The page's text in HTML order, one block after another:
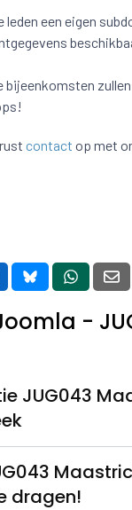
leden een eigen
bijeenkomsten
contact op met
-
JUG043
dragen!